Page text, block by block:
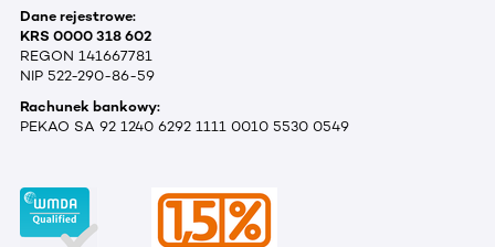
Dane rejestrowe:
KRS 0000 318 602
REGON 141667781
NIP 522-290-86-59
Rachunek bankowy:
PEKAO SA 92 1240 6292 1111 0010 5530 0549